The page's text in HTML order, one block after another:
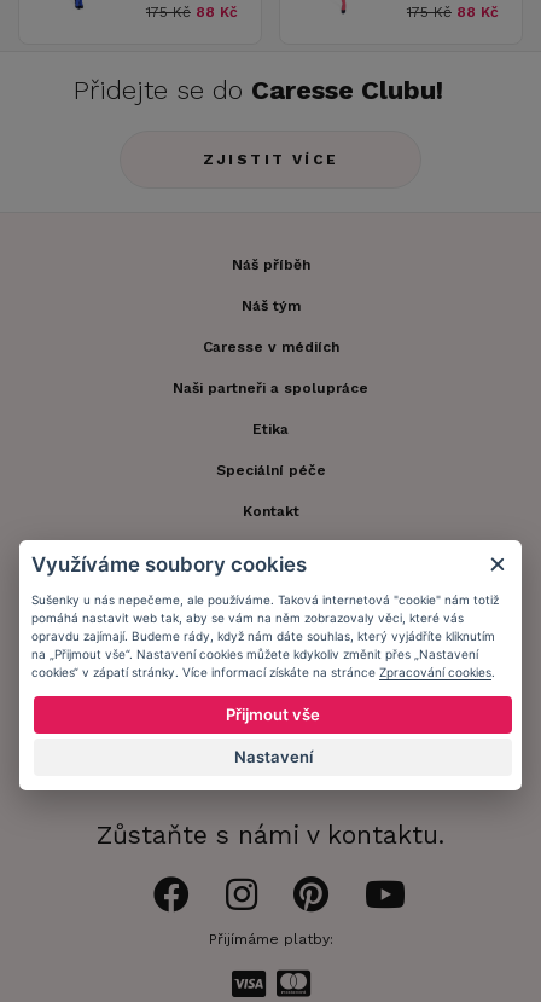
175 Kč 88 Kč 175 Kč 88 Kč
Přidejte se do Caresse Clubu!
ZJISTIT VÍCE
Náš příběh
Náš tým
Caresse v médiích
Naši partneři a spolupráce
Etika
Speciální péče
Kontakt
Registrace zákazníka
Doprava a platba
Obchodní podmínky
Ochrana osobních údajů
Informační memorandum
Zůstaňte s námi v kontaktu.
Přijímáme platby:
Využíváme soubory cookies
Sušenky u nás nepečeme, ale používáme. Taková internetová "cookie" nám totiž
pomáhá nastavit web tak, aby se vám na něm zobrazovaly věci, které vás
opravdu zajímají. Budeme rády, když nám dáte souhlas, který vyjádříte kliknutím
na „Přijmout vše“. Nastavení cookies můžete kdykoliv změnit přes „Nastavení
cookies“ v zápatí stránky. Více informací získáte na stránce Zpracování cookies
Přijmout vše
Nastavení